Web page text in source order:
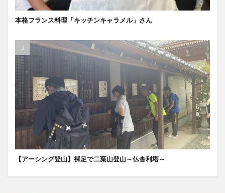
本格フランス料理「キッチンキャラメル」さん
【アーシング登山】裸足で二葉山登山～仏舎利塔～